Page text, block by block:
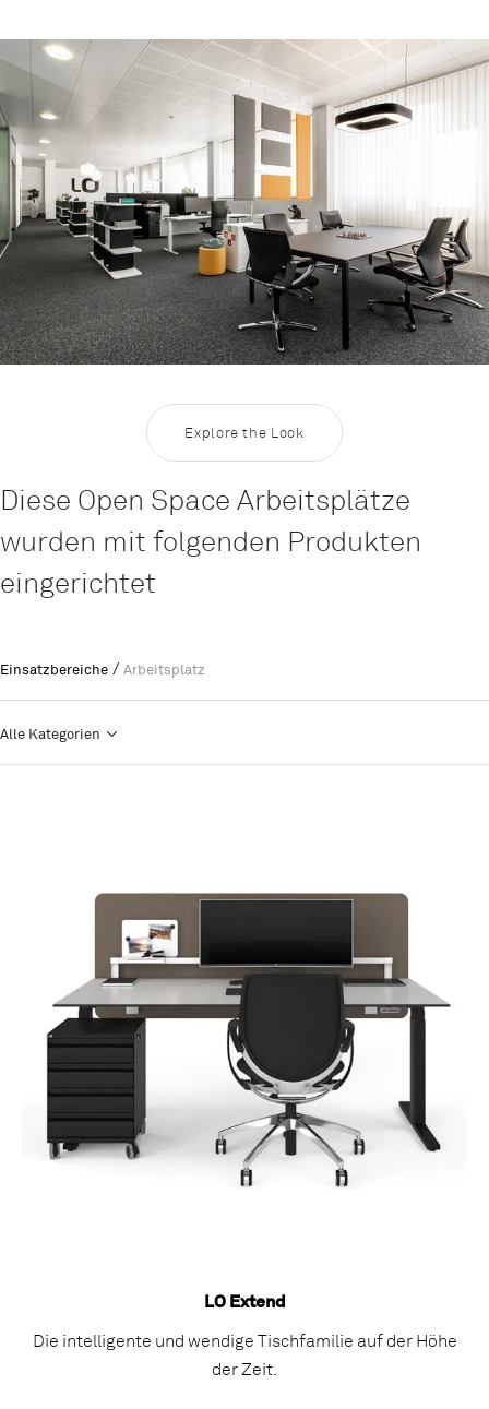
Inspiration Open Space 4
Explore the Look
Diese Open Space Arbeitsplätze
wurden mit folgenden Produkten
eingerichtet
Einsatzbereiche / Arbeitsplatz
Alle Kategorien
LO Extend
Die intelligente und wendige Tischfamilie auf der Höhe
der Zeit.